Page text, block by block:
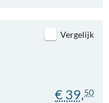
Vergelijk
€ 39,50